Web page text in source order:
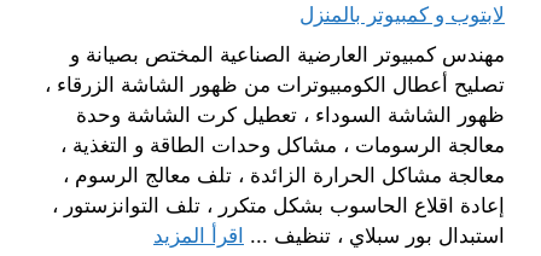
لابتوب و كمبيوتر بالمنزل
مهندس كمبيوتر العارضية الصناعية المختص بصيانة و
تصليح أعطال الكومبيوترات من ظهور الشاشة الزرقاء ،
ظهور الشاشة السوداء ، تعطيل كرت الشاشة وحدة
معالجة الرسومات ، مشاكل وحدات الطاقة و التغذية ،
معالجة مشاكل الحرارة الزائدة ، تلف معالج الرسوم ،
إعادة اقلاع الحاسوب بشكل متكرر ، تلف التوانزستور ،
استبدال بور سبلاي ، تنظيف ... اقرأ المزيد